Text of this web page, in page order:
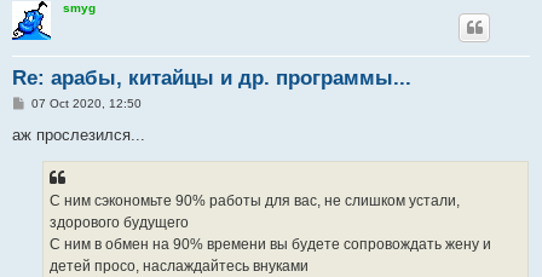
smyg
Re: арабы, китайцы и др. программы...
P
s
07 Oct 2020, 12:50
аж прослезился...
С ним сэкономьте 90% работы для вас, не слишком устали,
здорового будущего
С ним в обмен на 90% времени вы будете сопровождать жену и
детей просо, наслаждайтесь внуками